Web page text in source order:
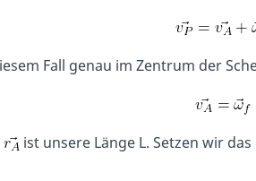
Fall genau im Zentrum der
ist unsere Länge L. Setzen wir